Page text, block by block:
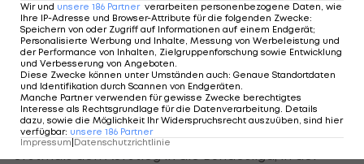
seit 1993 mit einer Unterbrechung von vier Jahren
den Club im Oberhaus etabliert hatte.
Reiter, inzwischen Manager von Zweitligist Blau-
Weiß Linz, gilt als Architekt des Innviertler Erfolgs.
Unter seiner Ägide schaffte der Verein, der bis 1991
maximal in der Landesliga gekickt hatte, 1995
erstmals den Aufstieg in die Bundesliga, in der
Wir und unsere 186 Partner verarbeiten personenbezogene Daten, wie
Ihre IP-Adresse und Browser-Attribute für die folgenden Zwecke:
Speichern von oder Zugriff auf Informationen auf einem Endgerät;
Personalisierte Werbung und Inhalte, Messung von Werbeleistung und
der Performance von Inhalten, Zielgruppenforschung sowie Entwicklung
und Verbesserung von Angeboten.
Diese Zwecke können unter Umständen auch: Genaue Standortdaten
und Identifikation durch Scannen von Endgeräten.
Manche Partner verwenden für gewisse Zwecke berechtigtes
Interesse als Rechtsgrundlage für die Datenverarbeitung. Details
dazu, sowie die Möglichkeit Ihr Widerspruchsrecht auszuüben, sind hier
verfügbar: unsere 186 Partner
Impressum Datenschutzrichtlinie